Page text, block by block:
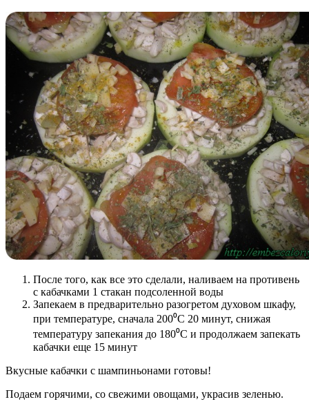
После того, как все это сделали, наливаем на противень
с кабачками 1 стакан подсоленной воды
Запекаем в предварительно разогретом духовом шкафу,
при температуре, сначала 200⁰С 20 минут, снижая
температуру запекания до 180⁰С и продолжаем запекать
кабачки еще 15 минут
Вкусные кабачки с шампиньонами готовы!
Подаем горячими, со свежими овощами, украсив зеленью.